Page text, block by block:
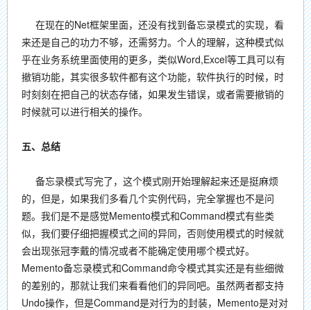
在现在的Net框架里面，还没有找到备忘录模式的实现，看
来还是自己的功力不够，还需努力。个人的理解，这种模式似
乎在业务系统里面使用的更多，类似Word,Excel等工具可以有
撤销功能，其实很多软件都有这个功能，软件执行的时候，时
时刻刻在把自己的状态存储，如果发生错误，或者需要撤销的
时候就可以进行相关的操作。
五、总结
备忘录模式写完了，这个模式刚开始理解起来还是挺麻烦
的，但是，如果我们多看几个实例代码，完全掌握也不是问
题。我们是不是感觉Memento模式和Command模式有些类
似，我们要仔细把握模式之间的异同，否则使用模式的时候就
会出现张冠李戴的情况或者不能确定使用哪个模式好。
Memento备忘录模式和Command命令模式其实还是有些细微
的差别的，那就让我们来看看他们的异同吧。虽然两者都支持
Undo操作，但是Command是对行为的封装，Memento是对对